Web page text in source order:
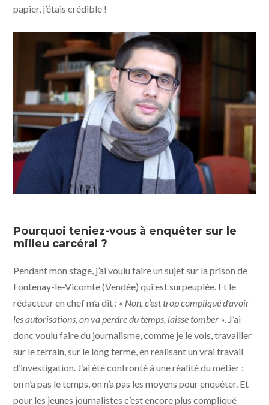
papier, j’étais crédible !
Pourquoi teniez-vous à enquêter sur le
milieu carcéral ?
Pendant mon stage, j’ai voulu faire un sujet sur la prison de
Fontenay-le-Vicomte (Vendée) qui est surpeuplée. Et le
rédacteur en chef m’a dit : « Non, c’est trop compliqué d’avoir
les autorisations, on va perdre du temps, laisse tomber ». J’ai
donc voulu faire du journalisme, comme je le vois, travailler
sur le terrain, sur le long terme, en réalisant un vrai travail
d’investigation. J’ai été confronté à une réalité du métier :
on n’a pas le temps, on n’a pas les moyens pour enquêter. Et
pour les jeunes journalistes c’est encore plus compliqué